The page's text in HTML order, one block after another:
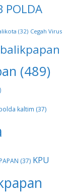
POLDA
(32) Cegah Virus
(489)
kaltim (37)
(37) KPU